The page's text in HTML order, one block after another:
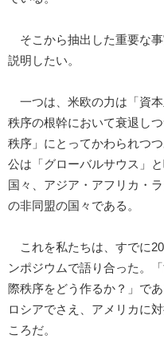
そこから抽出した重要な
説明したい。
一つは、米欧の力は「資
秩序の根幹において衰退し
秩序」にとってかわられつ
公は「グローバルサウス」
国々、アジア・アフリカ・
の非同盟の国々である。
これを私たちは、すでに
ンポジウムで語り合った。
際秩序をどう作るか？」で
ロシアでさえ、アメリカに
ころだ。